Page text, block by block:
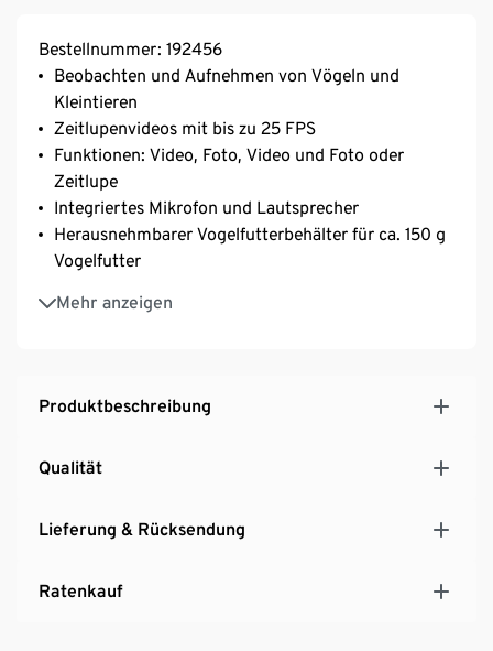
Bestellnummer: 192456
Beobachten und Aufnehmen von Vögeln und
Kleintieren
Zeitlupenvideos mit bis zu 25 FPS
Funktionen: Video, Foto, Video und Foto oder
Zeitlupe
Integriertes Mikrofon und Lautsprecher
Herausnehmbarer Vogelfutterbehälter für ca. 150 g
Vogelfutter
Mehr anzeigen
Meisenknödelhaken
Wassertrog abnehmbar
Produktbeschreibung
Qualität
Lieferung & Rücksendung
Ratenkauf